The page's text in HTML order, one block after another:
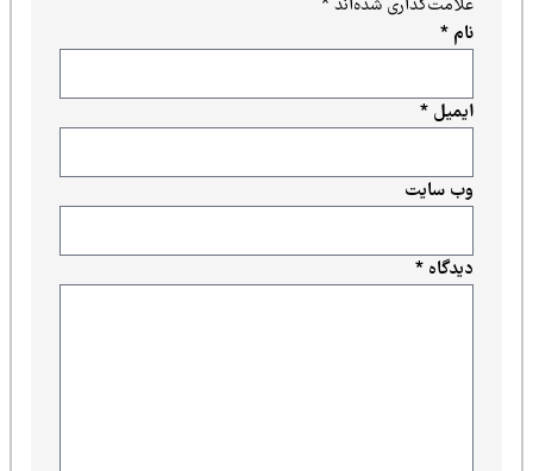
علامت‌گذاری شده‌اند*
دیدگاه*
ایمیل*
وب‌ سایت